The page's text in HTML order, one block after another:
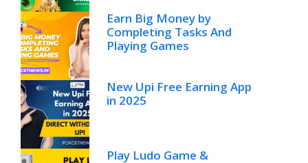
Earn Big Money by
Completing Tasks And
Playing Games
New Upi Free Earning App
in 2025
Play Ludo Game &